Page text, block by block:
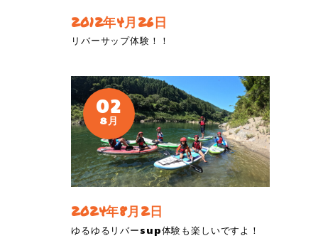
2012年4月26日
リバーサップ体験！！
02
8月
2024年8月2日
ゆるゆるリバーsup体験も楽しいですよ！